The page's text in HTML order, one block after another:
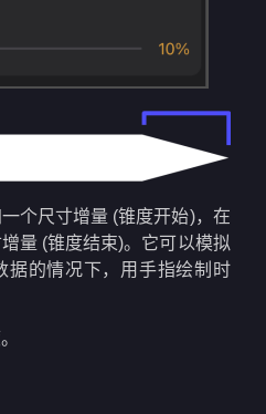
个尺寸增量 (锥度开始)，在
量 (锥度结束)。它可以模拟
据的情况下，用手指绘制时